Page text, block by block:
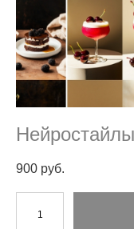
900 pуб.